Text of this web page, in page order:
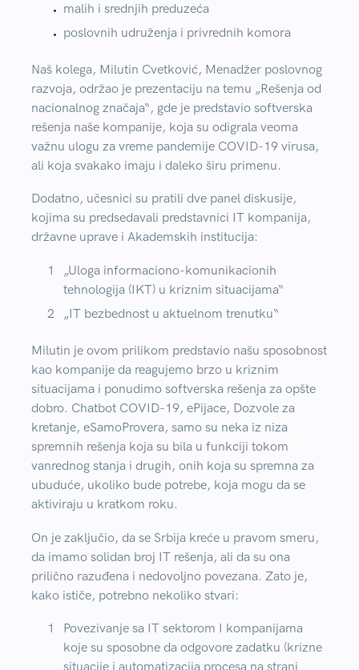
malih i srednjih preduzeća
poslovnih udruženja i privrednih komora
Naš kolega, Milutin Cvetković, Menadžer poslovnog
razvoja, održao je prezentaciju na temu „Rešenja od
nacionalnog značaja“, gde je predstavio softverska
rešenja naše kompanije, koja su odigrala veoma
važnu ulogu za vreme pandemije COVID-19 virusa,
ali koja svakako imaju i daleko širu primenu.
Dodatno, učesnici su pratili dve panel diskusije,
kojima su predsedavali predstavnici IT kompanija,
državne uprave i Akademskih institucija:
„Uloga informaciono-komunikacionih
tehnologija (IKT) u kriznim situacijama“
„IT bezbednost u aktuelnom trenutku“
Milutin je ovom prilikom predstavio našu sposobnost
kao kompanije da reagujemo brzo u kriznim
situacijama i ponudimo softverska rešenja za opšte
dobro. Chatbot COVID-19, ePijace, Dozvole za
kretanje, eSamoProvera, samo su neka iz niza
spremnih rešenja koja su bila u funkciji tokom
vanrednog stanja i drugih, onih koja su spremna za
ubuduće, ukoliko bude potrebe, koja mogu da se
aktiviraju u kratkom roku.
On je zaključio, da se Srbija kreće u pravom smeru,
da imamo solidan broj IT rešenja, ali da su ona
prilično razuđena i nedovoljno povezana. Zato je,
kako ističe, potrebno nekoliko stvari:
Povezivanje sa IT sektorom I kompanijama
koje su sposobne da odgovore zadatku (krizne